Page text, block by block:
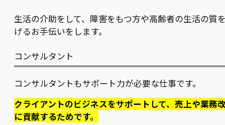
生活の介助をして、障害をもつ方や高齢者の生活の質
げるお手伝いをします。
コンサルタント
コンサルタントもサポート力が必要な仕事です。
クライアントのビジネスをサポートして、売上や業務
に貢献するためです。